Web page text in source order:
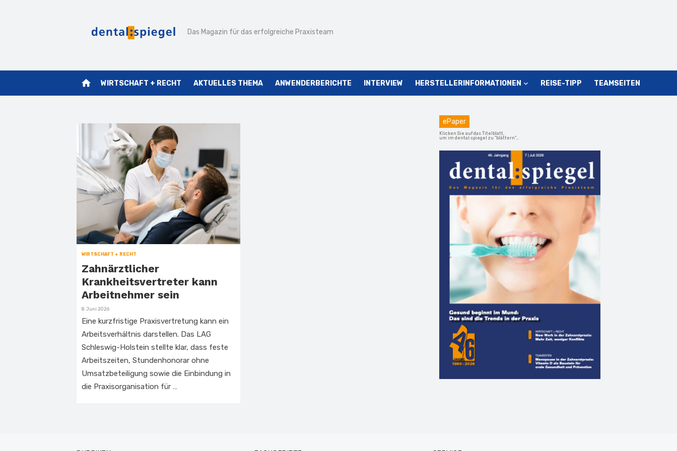
Das Magazin für das erfolgreiche Praxisteam
home WIRTSCHAFT + RECHT AKTUELLES THEMA ANWENDERBERICHTE INTERVIEW HERSTELLERINFORMATIONEN REISE-TIPP TEAMSEITEN
WIRTSCHAFT + RECHT
Zahnärztlicher
Krankheitsvertreter kann
Arbeitnehmer sein
Veröffentlicht
8. Juni 2026
Eine kurzfristige Praxisvertretung kann ein
Arbeitsverhältnis darstellen. Das LAG
Schleswig-Holstein stellte klar, dass feste
Arbeitszeiten, Stundenhonorar ohne
Umsatzbeteiligung sowie die Einbindung in
die Praxisorganisation für …
ePaper
Klicken Sie auf das Titelblatt,
um im dental:spiegel zu "blättern"...